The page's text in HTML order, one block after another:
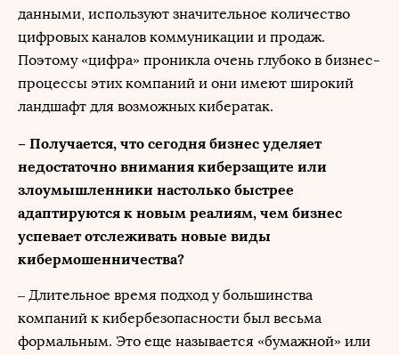
данными, используют значительное количество
цифровых каналов коммуникации и продаж.
Поэтому «цифра» проникла очень глубоко в бизнес-
процессы этих компаний и они имеют широкий
ландшафт для возможных кибератак.
– Получается, что сегодня бизнес уделяет
недостаточно внимания киберзащите или
злоумышленники настолько быстрее
адаптируются к новым реалиям, чем бизнес
успевает отслеживать новые виды
кибермошенничества?
– Длительное время подход у большинства
компаний к кибербезопасности был весьма
формальным. Это еще называется «бумажной» или